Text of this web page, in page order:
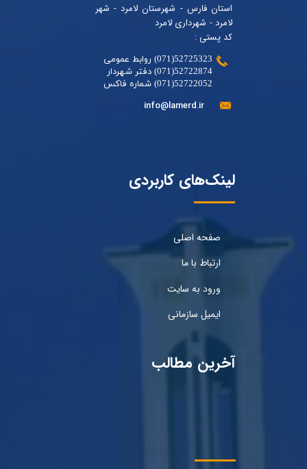
استان فارس - شهرستان لامرد - شهر
لامرد - شهرداری لامرد
کد پستی :
52725323(071) روابط عمومی
52722874(071) دفتر شهردار
52722052(071) شماره فاکس
info@lamerd.ir
لینک‌های کاربردی
صفحه اصلی
ارتباط با ما
ورود به سایت
ایمیل سازمانی
آخرین مطالب